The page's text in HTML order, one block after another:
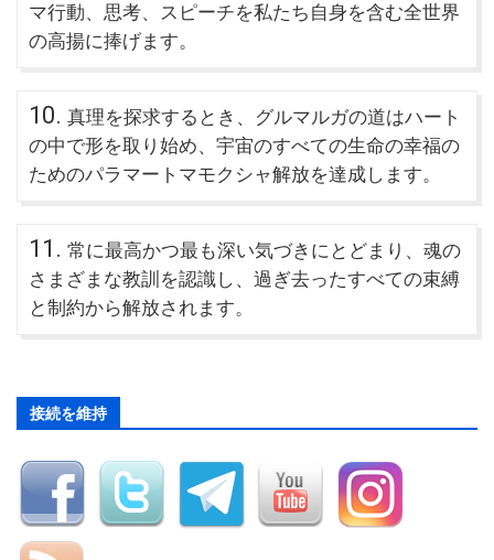
マ行動、思考、スピーチを私たち自身を含む全世界
の高揚に捧げます。
10. 真理を探求するとき、グルマルガの道はハート
の中で形を取り始め、宇宙のすべての生命の幸福の
ためのパラマートマモクシャ解放を達成します。
11. 常に最高かつ最も深い気づきにとどまり、魂の
さまざまな教訓を認識し、過ぎ去ったすべての束縛
と制約から解放されます。
接続を維持